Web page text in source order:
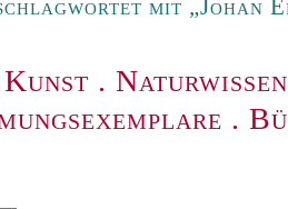
mit „Johan
Kunst .
.